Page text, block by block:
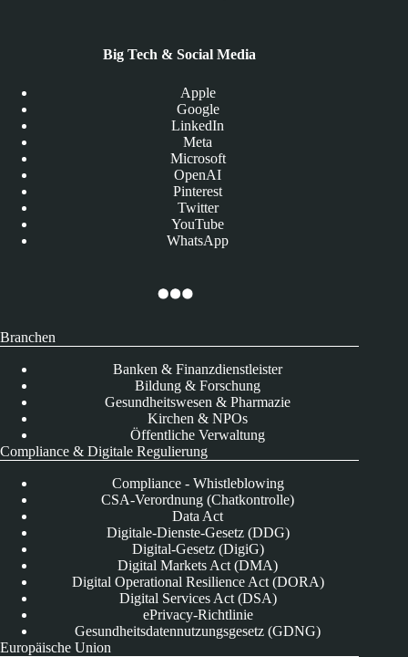
Big Tech & Social Media
Apple
Google
LinkedIn
Meta
Microsoft
OpenAI
Pinterest
Twitter
YouTube
WhatsApp
Branchen
Banken & Finanzdienstleister
Bildung & Forschung
Gesundheitswesen & Pharmazie
Kirchen & NPOs
Öffentliche Verwaltung
Compliance & Digitale Regulierung
Compliance - Whistleblowing
CSA-Verordnung (Chatkontrolle)
Data Act
Digitale-Dienste-Gesetz (DDG)
Digital-Gesetz (DigiG)
Digital Markets Act (DMA)
Digital Operational Resilience Act (DORA)
Digital Services Act (DSA)
ePrivacy-Richtlinie
Gesundheitsdatennutzungsgesetz (GDNG)
Europäische Union